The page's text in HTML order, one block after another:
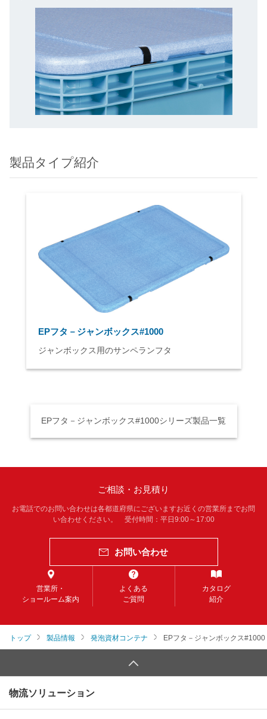
製品タイプ紹介
EPフタ－ジャンボックス#1000
ジャンボックス用のサンペランフタ
EPフタ－ジャンボックス#1000シリーズ製品一覧
ご相談・お見積り
お電話でのお問い合わせは各都道府県にございますお近くの営業所までお問
い合わせください。 受付時間：平日9:00～17:00
お問い合わせ
営業所・
ショールーム案内
よくある
ご質問
カタログ
紹介
トップ 製品情報 発泡資材コンテナ EPフタ－ジャンボックス#1000
物流ソリューション